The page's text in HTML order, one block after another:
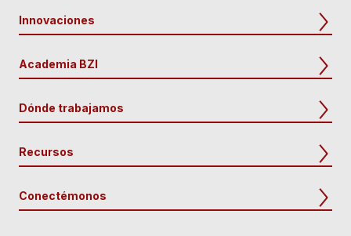
Innovaciones
Academia BZI
Dónde trabajamos
Recursos
Conectémonos